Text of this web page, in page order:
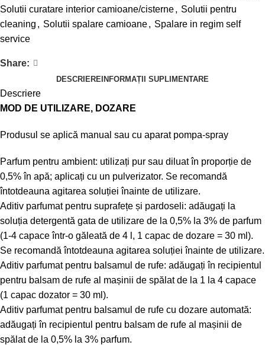
Solutii curatare interior camioane/cisterne, Solutii pentru
cleaning , Solutii spalare camioane, Spalare in regim self
service
Share:
DESCRIERE INFORMAȚII SUPLIMENTARE
Descriere
MOD DE UTILIZARE, DOZARE
Produsul se aplică manual sau cu aparat pompa-spray
Parfum pentru ambient: utilizați pur sau diluat în proporție de
0,5% în apă; aplicați cu un pulverizator. Se recomandă
întotdeauna agitarea soluției înainte de utilizare.
Aditiv parfumat pentru suprafețe și pardoseli: adăugați la
soluția detergentă gata de utilizare de la 0,5% la 3% de parfum
(1-4 capace într-o găleată de 4 l, 1 capac de dozare = 30 ml).
Se recomandă întotdeauna agitarea soluției înainte de utilizare.
Aditiv parfumat pentru balsamul de rufe: adăugați în recipientul
pentru balsam de rufe al mașinii de spălat de la 1 la 4 capace
(1 capac dozator = 30 ml).
Aditiv parfumat pentru balsamul de rufe cu dozare automată:
adăugați în recipientul pentru balsam de rufe al mașinii de
spălat de la 0,5% la 3% parfum.